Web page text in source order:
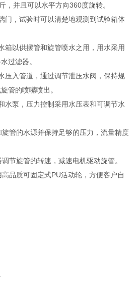
，并且可以水平方向360度旋转。
门，试验时可以清楚地观测到试验箱体
箱以供摆管和旋管喷水之用，用水采用
过滤器。
压入管道，通过调节泄压水阀，保持规
管的喷嘴喷出。
水泵，压力控制采用水压表和可调节水
管的水源并保持足够的压力，流量精度
节旋管的转速，减速电机驱动旋管。
品质可固定式PU活动轮，方便客户自